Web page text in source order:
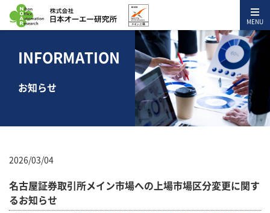
MENU
INFORMATION
お知らせ
2026/03/04
名古屋証券取引所メイン市場への上場市場区分変更に関す
るお知らせ